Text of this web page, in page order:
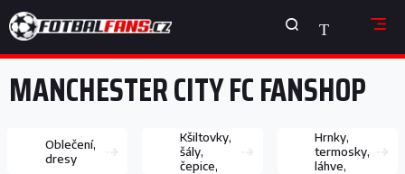
na
obsah
NÁKUPNÍ
KOŠÍK
MANCHESTER CITY FC FANSHOP
Oblečení,
dresy
Kšiltovky,
šály,
čepice,
Hrnky,
termosky,
láhve,